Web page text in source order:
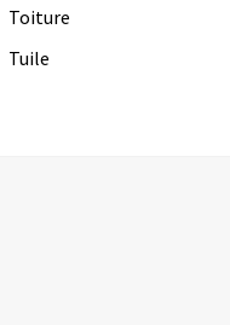
Toiture
Tuile